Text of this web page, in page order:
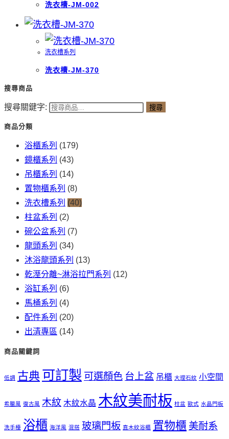
洗衣槽-JM-002
洗衣槽系列
洗衣槽-JM-370
搜尋商品
搜尋關鍵字: 搜尋
商品分類
浴櫃系列 (179)
鏡櫃系列 (43)
吊櫃系列 (14)
置物櫃系列 (8)
洗衣槽系列 (40)
柱盆系列 (2)
碗公盆系列 (7)
龍頭系列 (34)
沐浴龍頭系列 (13)
乾溼分離~淋浴拉門系列 (12)
浴缸系列 (6)
馬桶系列 (4)
配件系列 (20)
出清專區 (14)
商品關鍵詞
低調 古典 可訂製 可選顏色 台上盆 吊櫃 大理石紋 小空間
希臘風 復古風 木紋 木紋水晶 木紋美耐板 柱盆 歐式 水晶門板
洗手檯 浴櫃 海洋風 混搭 玻璃門板 直木紋浴櫃 置物櫃 美耐系